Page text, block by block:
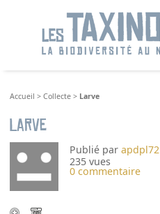
Accueil >Collecte > Larve
Larve
Publié parapdpl72
235 vues
0 commentaire